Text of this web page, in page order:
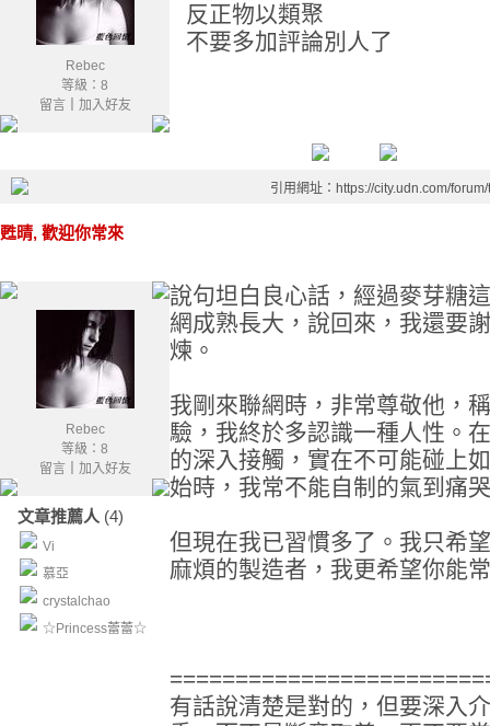
Rebec
等級：8
留言｜ 加入好友
反正物以類聚
不要多加評論別人了
引用網址：https://city.udn.com/
甦晴, 歡迎你常來
Rebec
等級：8
留言｜ 加入好友
文章推薦人 (4)
Vi
慕亞
crystalchao
☆Princess蕾蕾☆
說句坦白良心話，經過麥芽糖
網成熟長大，說回來，我還要
煉。
我剛來聯網時，非常尊敬他，
驗，我終於多認識一種人性。
的深入接觸，實在不可能碰上
始時，我常不能自制的氣到痛
但現在我已習慣多了。我只希
麻煩的製造者，我更希望你能
有話說清楚是對的，但要深入